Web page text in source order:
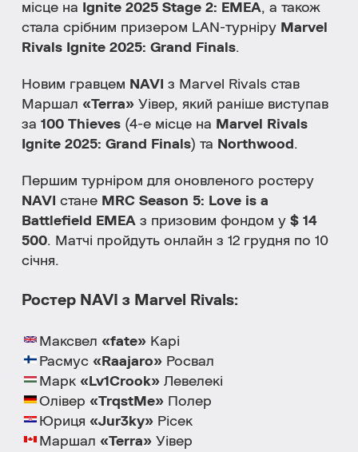
місце на
Ignite 2025 Stage 2: EMEA, а також
стала срібним призером LAN-турніру Marvel
Rivals Ignite 2025: Grand Finals.
Новим гравцем NAVI з Marvel Rivals став
Маршал «Terra» Уівер, який раніше виступав
за 100 Thieves (4-е місце на Marvel Rivals
Ignite 2025: Grand Finals) та Northwood .
Першим турніром для оновленого ростеру
NAVI стане MRC Season 5: Love is a
Battlefield EMEA з призовим фондом у $ 14
500. Матчі пройдуть онлайн з 12 грудня по 10
січня.
Ростер NAVI з Marvel Rivals:
Максвел «fate» Карі
Расмус «Raajaro» Росвал
Марк «Lv1Crook» Левелекі
Олівер «TrqstMe» Полер
Юриця «Jur3ky» Рісек
Маршал «Terra» Уівер